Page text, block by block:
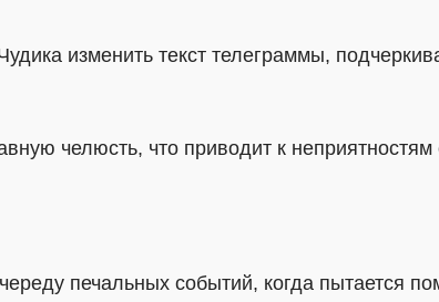
изменить текст телеграммы,
челюсть, что приводит к неприятностям
печальных событий, когда пытается